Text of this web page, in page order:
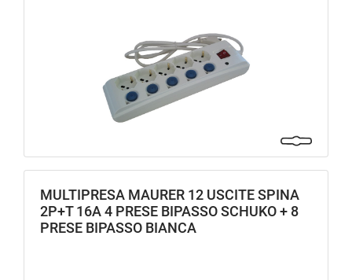
MULTIPRESA MAURER 12 USCITE SPINA
2P+T 16A 4 PRESE BIPASSO SCHUKO + 8
PRESE BIPASSO BIANCA